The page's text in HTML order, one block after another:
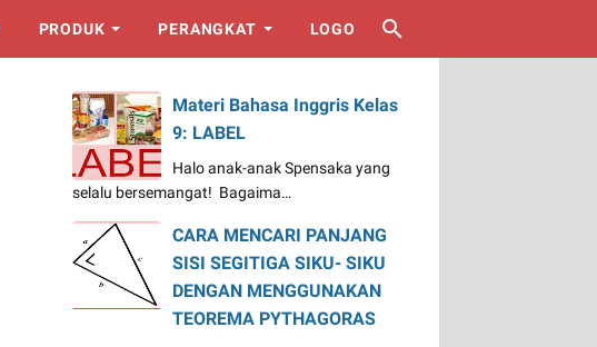
PRODUK PERANGKAT LOGO
Materi Bahasa Inggris Kelas
9: LABEL
Halo anak-anak Spensaka yang
selalu bersemangat! Bagaima…
CARA MENCARI PANJANG
SISI SEGITIGA SIKU- SIKU
DENGAN MENGGUNAKAN
TEOREMA PYTHAGORAS